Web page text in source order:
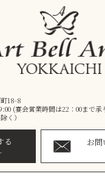
18-8
(宴会営業時間は22：00まで
く）
る お問